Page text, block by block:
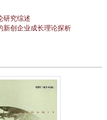
研究综述
新创企业成长理论探析